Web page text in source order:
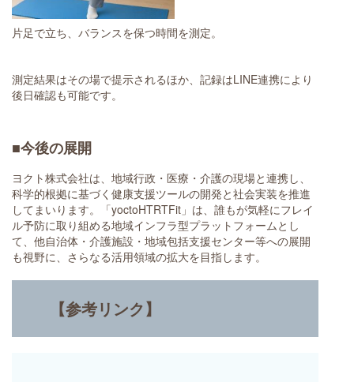
片足で立ち、バランスを保つ時間を測定。
測定結果はその場で提示されるほか、記録はLINE連携により
後日確認も可能です。
■今後の展開
ヨクト株式会社は、地域行政・医療・介護の現場と連携し、
科学的根拠に基づく健康支援ツールの開発と社会実装を推進
してまいります。「yoctoHTRTFit」は、誰もが気軽にフレイ
ル予防に取り組める地域インフラ型プラットフォームとし
て、他自治体・介護施設・地域包括支援センター等への展開
も視野に、さらなる活用領域の拡大を目指します。
【参考リンク】